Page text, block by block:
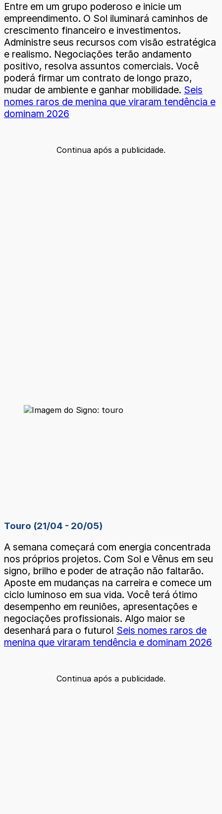
Entre em um grupo poderoso e inicie um
empreendimento. O Sol iluminará caminhos de
crescimento financeiro e investimentos.
Administre seus recursos com visão estratégica
e realismo. Negociações terão andamento
positivo, resolva assuntos comerciais. Você
poderá firmar um contrato de longo prazo,
mudar de ambiente e ganhar mobilidade. Seis
nomes raros de menina que viraram tendência e
dominam 2026
Continua após a publicidade.
Touro (21/04 - 20/05)
A semana começará com energia concentrada
nos próprios projetos. Com Sol e Vênus em seu
signo, brilho e poder de atração não faltarão.
Aposte em mudanças na carreira e comece um
ciclo luminoso em sua vida. Você terá ótimo
desempenho em reuniões, apresentações e
negociações profissionais. Algo maior se
desenhará para o futuro! Seis nomes raros de
menina que viraram tendência e dominam 2026
Continua após a publicidade.